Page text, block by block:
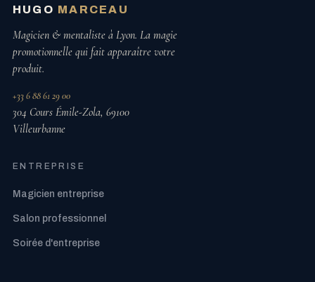
HUGO MARCEAU
Magicien & mentaliste à Lyon. La magie
promotionnelle qui fait apparaître votre
produit.
+33 6 88 61 29 00
304 Cours Émile-Zola, 69100
Villeurbanne
ENTREPRISE
Magicien entreprise
Salon professionnel
Soirée d'entreprise